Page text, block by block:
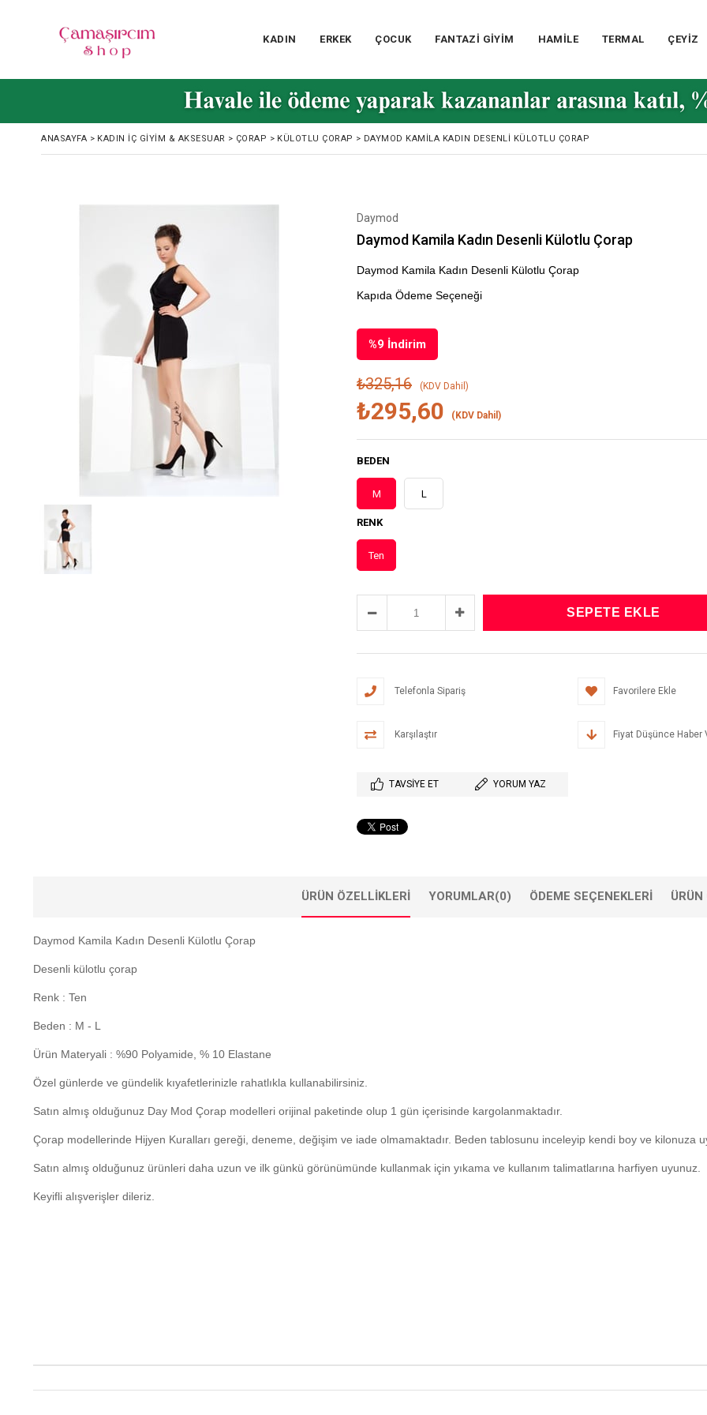
KADIN ERKEK ÇOCUK FANTAZİ GİYİM HAMİLE TERMAL ÇEYİZ
ANASAYFA > KADIN İÇ GIYIM & AKSESUAR > ÇORAP > KÜLOTLU ÇORAP > DAYMOD KAMILA KADIN DESENLI KÜLOTLU ÇORAP
Daymod
Daymod Kamila Kadın Desenli Külotlu Çorap
Daymod Kamila Kadın Desenli Külotlu Çorap
Kapıda Ödeme Seçeneği
%9 İndirim
₺325,16 (KDV Dahil)
₺295,60 (KDV Dahil)
BEDEN
M L
RENK
Ten
Telefonla Sipariş Favorilere Ekle
Karşılaştır Fiyat Düşünce Haber
TAVSIYE ET YORUM YAZ
ÜRÜN ÖZELLIKLERI YORUMLAR(0) ÖDEME SEÇENEKLERI ÜRÜN
Daymod Kamila Kadın Desenli Külotlu Çorap
Desenli külotlu çorap
Renk : Ten
Beden : M - L
Ürün Materyali : %90 Polyamide, % 10 Elastane
Özel günlerde ve gündelik kıyafetlerinizle rahatlıkla kullanabilirsiniz.
Satın almış olduğunuz Day Mod Çorap modelleri orijinal paketinde olup 1 gün içerisinde kargolanmaktadır.
Çorap modellerinde Hijyen Kuralları gereği, deneme, değişim ve iade olmamaktadır. Beden tablosunu inceleyip kendi boy ve kilonuza
Satın almış olduğunuz ürünleri daha uzun ve ilk günkü görünümünde kullanmak için yıkama ve kullanım talimatlarına harfiyen uyunuz.
Keyifli alışverişler dileriz.